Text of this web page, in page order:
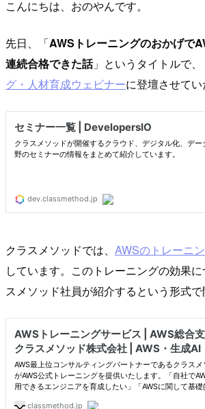
こんにちは、おのやんです。
先日、「AWSトレーニングのおかげで
連続合格できた話」というタイトルで、
グ・人材育成ウェビナーに登壇させてい
クラスメソッドでは、 AWSのトレーニ
しています。このトレーニングの効果
スメソッド社員が紹介するという形式で